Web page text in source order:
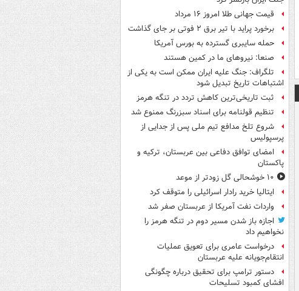
قیمت جهانی طلا امروز ۱۶ مرداد
برخورد پراید با تیر برق ۲ فوتی بر جای گذاشت
حمله سایبری گسترده به بورس آمریکا
صنعا: نیروهای ما در کمین‌ هستند
تلگراف: جنگ علیه ایران ممکن است به یکی از
اشتباهات تاریخ تبدیل شود
ثبت تاریخی‌ترین کاهش تردد در تنگه هرمز
تنظیم قولنامه برای اسناد سبزرنگ ممنوع شد
شروع تلخ مدافع تیم ملی پس از جدایی از
پرسپولیس
امضای توافق دفاعی بین عربستان، ترکیه و
پاکستان
۱۰ خوشحالی گل زودتر از موعد
ایتالیا خرید رادار اسرائیلی را متوقف کرد
واردات نفت آمریکا از عربستان صفر شد
اجازه باز شدن مسیر دوم در تنگه هرمز را
نخواهیم داد
درخواست عامری برای تعویق عملیات
انتقام‌جویانه علیه عربستان
دستور ترامپ برای تحقیق درباره چگونگی
افشای کمبود تسلیحات